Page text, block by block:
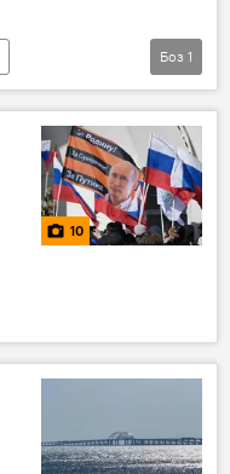
Амалиёти вижаи Русия барои ҳимояи Донбасс: охирин хабарҳо
Боз 1
10